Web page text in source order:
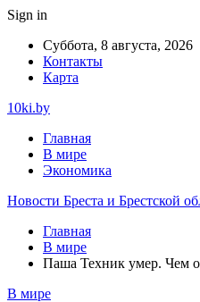
Sign in
Суббота, 8 августа, 2026
Контакты
Карта
10ki.by
Главная
В мире
Экономика
Новости Бреста и Брестской
Главная
В мире
Паша Техник умер. Чем
В мире